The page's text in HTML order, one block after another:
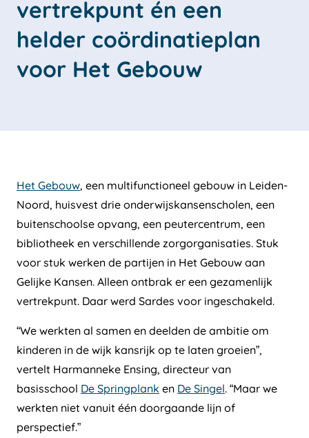
vertrekpunt én een
helder coördinatieplan
voor Het Gebouw
Het Gebouw, een multifunctioneel gebouw in Leiden-
Noord, huisvest drie onderwijskansenscholen, een
buitenschoolse opvang, een peutercentrum, een
bibliotheek en verschillende zorgorganisaties. Stuk
voor stuk werken de partijen in Het Gebouw aan
Gelijke Kansen. Alleen ontbrak er een gezamenlijk
vertrekpunt. Daar werd Sardes voor ingeschakeld.
“We werkten al samen en deelden de ambitie om
kinderen in de wijk kansrijk op te laten groeien”,
vertelt Harmanneke Ensing, directeur van
basisschool De Springplank en De Singel. “Maar we
werkten niet vanuit één doorgaande lijn of
perspectief.”